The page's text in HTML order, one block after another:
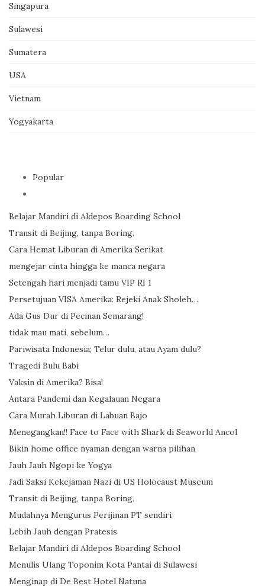
Singapura
Sulawesi
Sumatera
USA
Vietnam
Yogyakarta
Popular
Belajar Mandiri di Aldepos Boarding School
Transit di Beijing, tanpa Boring.
Cara Hemat Liburan di Amerika Serikat
mengejar cinta hingga ke manca negara
Setengah hari menjadi tamu VIP RI 1
Persetujuan VISA Amerika: Rejeki Anak Sholeh…
Ada Gus Dur di Pecinan Semarang!
tidak mau mati, sebelum…
Pariwisata Indonesia; Telur dulu, atau Ayam dulu?
Tragedi Bulu Babi
Vaksin di Amerika? Bisa!
Antara Pandemi dan Kegalauan Negara
Cara Murah Liburan di Labuan Bajo
Menegangkan!! Face to Face with Shark di Seaworld Ancol
Bikin home office nyaman dengan warna pilihan
Jauh Jauh Ngopi ke Yogya
Jadi Saksi Kekejaman Nazi di US Holocaust Museum
Transit di Beijing, tanpa Boring.
Mudahnya Mengurus Perijinan PT sendiri
Lebih Jauh dengan Pratesis
Belajar Mandiri di Aldepos Boarding School
Menulis Ulang Toponim Kota Pantai di Sulawesi
Menginap di De Best Hotel Natuna